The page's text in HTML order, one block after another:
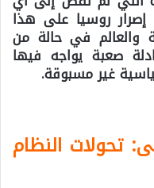
إصرار روسيا على هذا
والعالم في حالة من
صعبة يواجه فيها
غير مسبوقة.
تحولات النظام